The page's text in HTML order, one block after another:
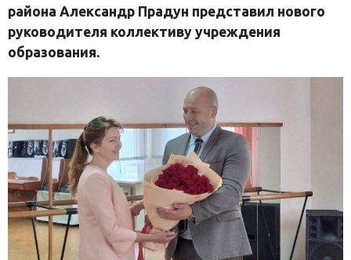
района Александр Прадун представил нового
руководителя коллективу учреждения
образования.